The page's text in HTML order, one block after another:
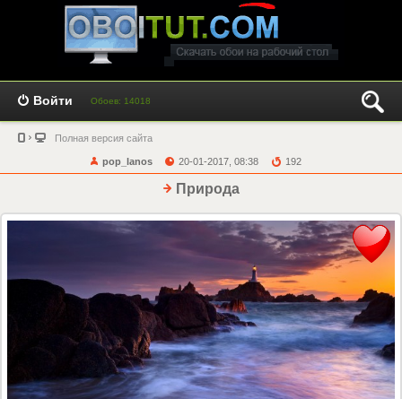
Войти Обоев: 14018
Полная версия сайта
pop_lanos 20-01-2017, 08:38 192
Природа